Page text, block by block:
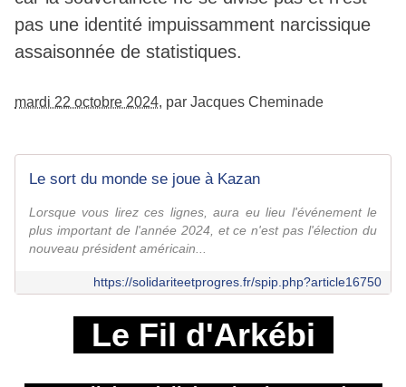
pas une identité impuissamment narcissique
assaisonnée de statistiques.
mardi 22 octobre 2024, par Jacques Cheminade
Le sort du monde se joue à Kazan
Lorsque vous lirez ces lignes, aura eu lieu l'événement le
plus important de l'année 2024, et ce n'est pas l'élection du
nouveau président américain...
https://solidariteetprogres.fr/spip.php?article16750
Le Fil d'Arkébi